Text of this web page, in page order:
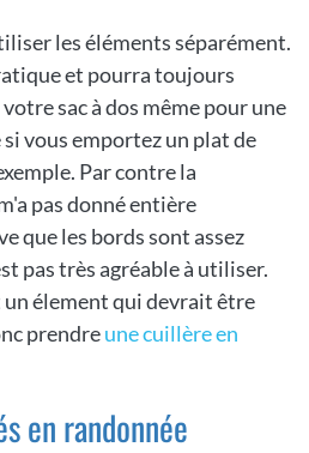
les éléments séparément.
et pourra toujours
sac à dos même pour une
vous emportez un plat de
Par contre la
pas donné entière
que les bords sont assez
pas très agréable à utiliser.
un élement qui devrait être
prendreune cuillère en
en randonnée